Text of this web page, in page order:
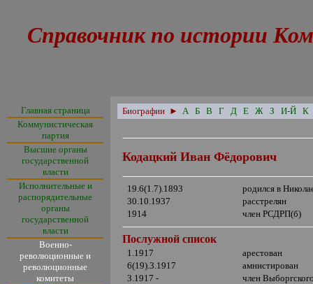
Справочник по истории
Главная страница
Коммунистическая
партия
Высшие органы
государственной
власти
Исполнительные и
распорядительные
органы
государственной
власти
Военно-
революционные и
революционные
комитеты
Биографии ► А Б В Г Д Е Ж З И-Й К
Кодацкий Иван Фёдорович
19.6(1.7).1893
родился в
30.10.1937
расстрелян
1914
член РСДРП(б)
Послужной список
1.1917
арестован
6(19).3.1917
амнистирован
3.1917 -
член